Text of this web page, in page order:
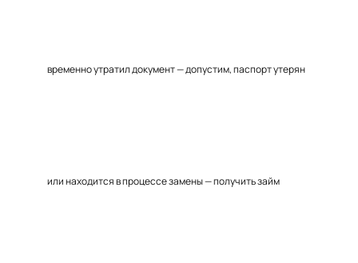
временно утратил документ — допустим, паспорт утерян
или находится в процессе замены — получить займ